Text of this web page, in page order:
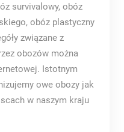
survivalowy, obóz
obóz plastyczny
związane z
obozów można
Istotnym
owe obozy jak
w naszym kraju